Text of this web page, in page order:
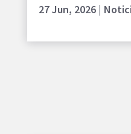
27 Jun, 2026|